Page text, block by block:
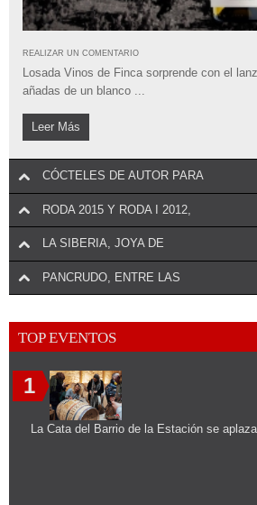
REALIZAR UN COMENTARIO
Losada Vinos de Finca sorprende con el
añadas de un blanco ...
Leer Más
CÓCTELES DE AUTOR PARA
RODA 2015 Y RODA I 2012,
LA SIBERIA, JOYA DE
PANCRUDO, ENTRE LAS
TOP EVENTOS
1
La Cata del Barrio de la Estación se